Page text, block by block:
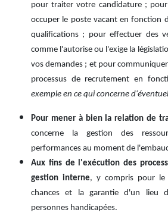
pour traiter votre candidature ;
occuper le poste vacant en fonction
qualifications ; pour effectuer des
comme l'autorise ou l'exige la
vos demandes ; et pour
processus de recrutement en
exemple en ce qui concerne
Pour mener à bien la relation de
concerne la gestion des
performances au moment de
Aux fins de l'exécution des
gestion interne, y compris pour le
chances et la garantie d'un lieu
personnes handicapées.